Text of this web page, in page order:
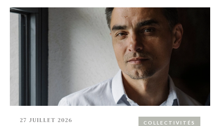
COLLECTIVITÉS
27 JUILLET 2026